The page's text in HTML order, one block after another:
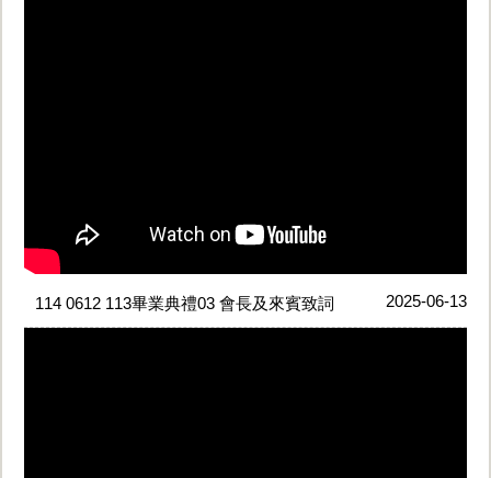
114 0612 113畢業典禮03 會長及來賓致詞 2025-06-13